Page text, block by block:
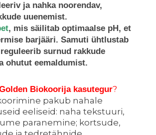
ja nahka noorendav,
uuenemist.
, mis säilitab optimaalse pH, et
barjääri. Samuti ühtlustab
surnud rakkude
ohutut eemaldumist.
Biokoorija kasutegur?
pakub nahale
eeliseid: naha tekstuuri,
paranemine; kortsude,